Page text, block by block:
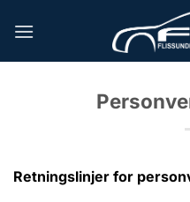
Retningslinjer for